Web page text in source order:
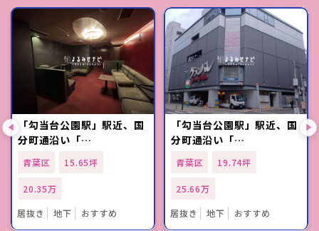
「勾当台公園駅」駅近、国
分町通沿い「…
青葉区 15.65坪
20.35万
居抜き
地下 おすすめ
「勾当台公園駅」駅近、国
分町通沿い「…
青葉区 19.74坪
25.66万
居抜き
地下 おすすめ